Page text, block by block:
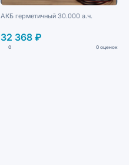
АКБ герметичный 30.000 а.ч.
32 368 ₽
0 0 оценок